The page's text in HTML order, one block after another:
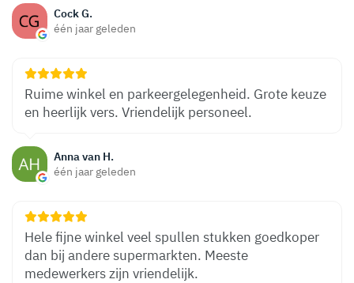
Cock G.
één jaar geleden
Anna van H.
één jaar geleden
Ruime winkel en parkeergelegenheid. Grote keuze
en heerlijk vers. Vriendelijk personeel.
Hele fijne winkel veel spullen stukken goedkoper
dan bij andere supermarkten. Meeste
medewerkers zijn vriendelijk.